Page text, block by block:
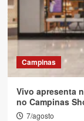
Campinas
Vivo apresenta
no Campinas
7/agosto